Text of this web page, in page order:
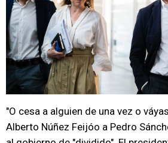
"O cesa a alguien de una vez o
Alberto Núñez Feijóo a Pedro